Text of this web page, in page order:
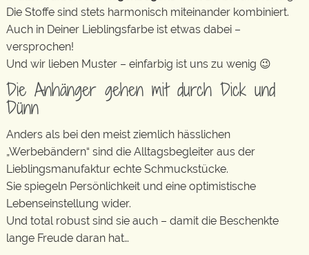
Die Stoffe sind stets harmonisch miteinander kombiniert.
Auch in Deiner Lieblingsfarbe ist etwas dabei –
versprochen!
Und wir lieben Muster – einfarbig ist uns zu wenig 😉
Die Anhänger gehen mit durch Dick und
Dünn
Anders als bei den meist ziemlich hässlichen
„Werbebändern“ sind die Alltagsbegleiter aus der
Lieblingsmanufaktur echte Schmuckstücke.
Sie spiegeln Persönlichkeit und eine optimistische
Lebenseinstellung wider.
Und total robust sind sie auch – damit die Beschenkte
lange Freude daran hat…